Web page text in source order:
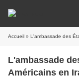
Accueil » L'ambassade des États-Unis met
L'ambassade
Américains en